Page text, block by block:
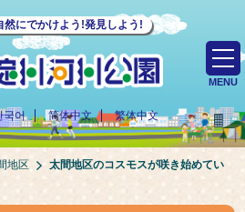
然にでかけよう!発見しよう!
국어 简体中文 繁体中文
MENU
地区
太間地区のコスモスが咲き始めてい